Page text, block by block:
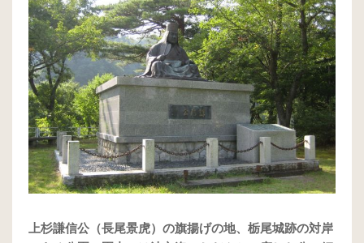
上杉謙信公（長尾景虎）の旗揚げの地、栃尾城跡の対岸